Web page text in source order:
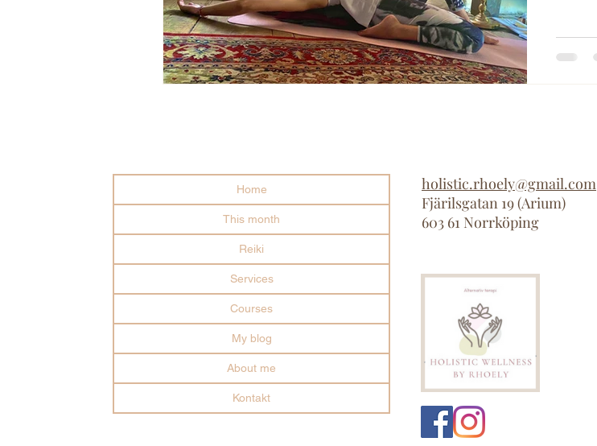
Home
This month
Reiki
Services
Courses
My blog
About me
Kontakt
holistic.rhoely@gmail.com
Fjärilsgatan 19 (Arium)
603 61 Norrköping